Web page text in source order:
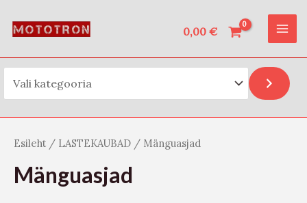
0,00 €
t
s
Esileht / LASTEKAUBAD / Mänguasjad
Mänguasjad